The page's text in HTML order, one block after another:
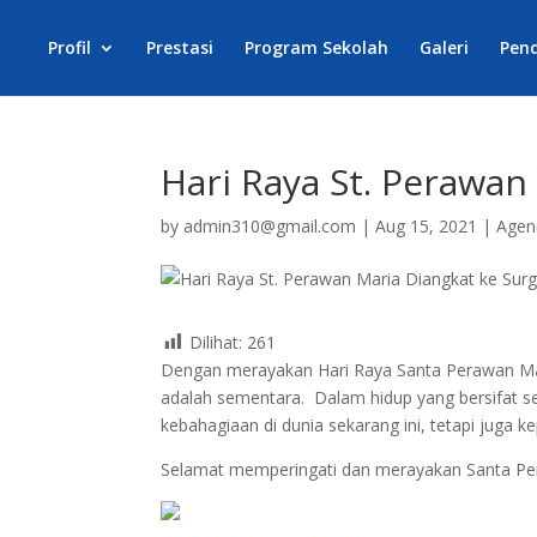
Profil Prestasi Program Sekolah Galeri
Hari Raya St.
by admin310@gmail.com |Aug 15, 2021 |
Dilihat: 261
Dengan merayakan Hari Raya Santa Perawan
adalah sementara. Dalam hidup yang bersifat
kebahagiaan di dunia sekarang ini, tetapi juga
Selamat memperingati dan merayakan Santa